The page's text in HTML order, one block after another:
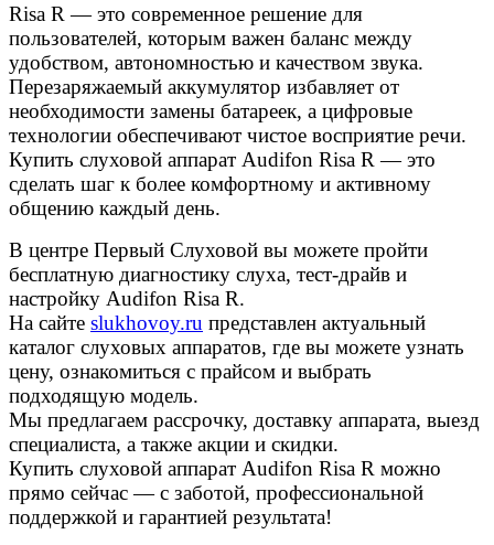
Risa R — это современное решение для
пользователей, которым важен баланс между
удобством, автономностью и качеством звука.
Перезаряжаемый аккумулятор избавляет от
необходимости замены батареек, а цифровые
технологии обеспечивают чистое восприятие речи.
Купить слуховой аппарат Audifon Risa R — это
сделать шаг к более комфортному и активному
общению каждый день.
В центре Первый Слуховой вы можете пройти
бесплатную диагностику слуха, тест-драйв и
настройку Audifon Risa R.
На сайте slukhovoy.ru представлен актуальный
каталог слуховых аппаратов, где вы можете узнать
цену, ознакомиться с прайсом и выбрать
подходящую модель.
Мы предлагаем рассрочку, доставку аппарата, выезд
специалиста, а также акции и скидки.
Купить слуховой аппарат Audifon Risa R можно
прямо сейчас — с заботой, профессиональной
поддержкой и гарантией результата!